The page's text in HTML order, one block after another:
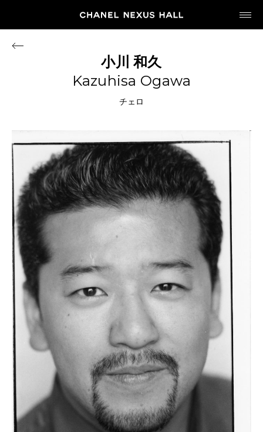
MY CHANEL NEXUS
HOME
PROGRAM
2026
ARCHIVE
FEATURED
ABOUT US
小川 和久
Kazuhisa Ogawa
チェロ